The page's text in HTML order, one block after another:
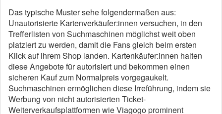
Das typische Muster sehe folgendermaßen aus:
Unautorisierte Kartenverkäufer:innen versuchen, in den
Trefferlisten von Suchmaschinen möglichst weit oben
platziert zu werden, damit die Fans gleich beim ersten
Klick auf ihrem Shop landen. Kartenkäufer:innen halten
diese Angebote für autorisiert und bekommen einen
sicheren Kauf zum Normalpreis vorgegaukelt.
Suchmaschinen ermöglichen diese Irreführung, indem sie
Werbung von nicht autorisierten Ticket-
Weiterverkaufsplattformen wie Viagogo prominent